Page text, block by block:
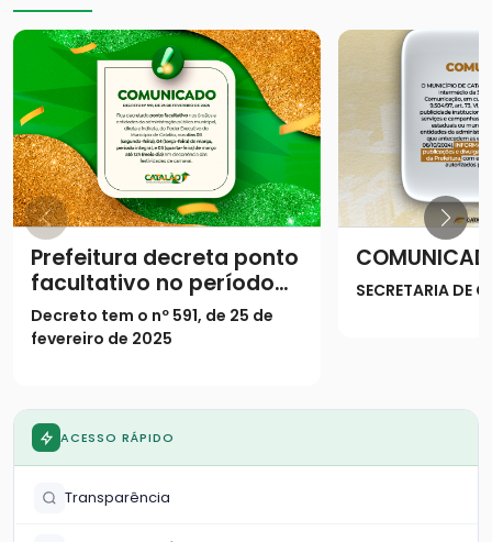
Prefeitura decreta ponto
facultativo no período
do Carnaval
Decreto tem o nº 591, de 25 de
fevereiro de 2025
SECRETARIA DE
ACESSO RÁPIDO
Transparência